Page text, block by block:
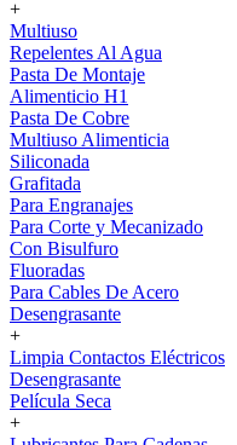
+
Multiuso
Repelentes Al Agua
Pasta De Montaje
Alimenticio H1
Pasta De Cobre
Multiuso Alimenticia
Siliconada
Grafitada
Para Engranajes
Para Corte y Mecanizado
Con Bisulfuro
Fluoradas
Para Cables De Acero
Desengrasante
+
Limpia Contactos Eléctricos
Desengrasante
Película Seca
+